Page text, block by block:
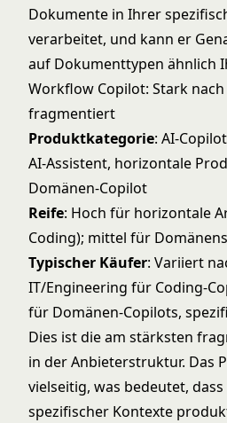
Dokumente in Ihrer
verarbeitet, und kann er
auf Dokumenttypen ähnlich
Workflow Copilot: Stark
fragmentiert
Produktkategorie: AI-
AI-Assistent, horizontale
Domänen-Copilot
Reife: Hoch für horizontale
Coding); mittel für
Typischer Käufer: Variiert
IT/Engineering für Coding-
für Domänen-Copilots,
Dies ist die am stärksten
in der Anbieterstruktur. Das
vielseitig, was bedeutet,
spezifischer Kontexte